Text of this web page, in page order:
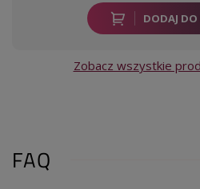
DODAJ
Zobacz wszystkie
FAQ